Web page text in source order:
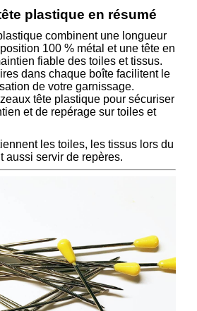
plastique en résumé
combinent une longueur
100 % métal et une tête en
fiable des toiles et tissus.
dans chaque boîte facilitent le
de votre garnissage.
tête plastique pour sécuriser
et de repérage sur toiles et
les toiles, les tissus lors du
aussi servir de repères.